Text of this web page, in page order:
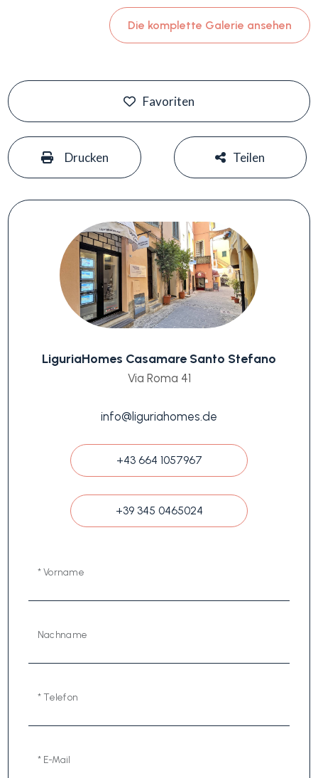
Die komplette Galerie ansehen
Favoriten
Drucken Teilen
LiguriaHomes Casamare Santo Stefano
Via Roma 41
info@liguriahomes.de
+43 664 1057967
+39 345 0465024
* Vorname
Nachname
* Telefon
* E-Mail